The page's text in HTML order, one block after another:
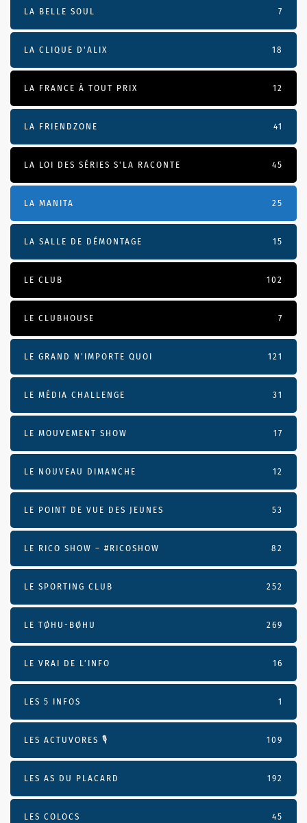
LA BELLE SOUL 7
LA CLIQUE D'ALIX 18
LA FRANCE À TOUT PRIX 12
LA FRIENDZONE 41
LA LOI DES SÉRIES S'LA RACONTE 45
LA MANITA 25
LA SALLE DE DÉMONTAGE 15
LE CLUB 102
LE CLUBHOUSE 7
LE GRAND N’IMPORTE QUOI 121
LE MÉDIA CHALLENGE 31
LE MOUVEMENT SHOW 17
LE NOUVEAU DIMANCHE 12
LE POINT DE VUE DES JEUNES 53
LE RICO SHOW – #RICOSHOW 82
LE SPORTING CLUB 252
LE TØHU-BØHU 269
LE VRAI DE L’INFO 16
LES 5 INFOS 1
LES ACTUVORES 🎙 109
LES AS DU PLACARD 192
LES COLOCS 45